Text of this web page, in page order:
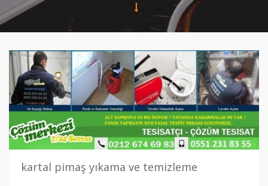
kartal pimaş yıkama ve temizleme